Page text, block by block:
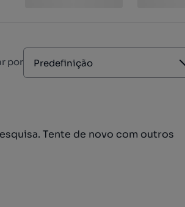
por Predefinição
Tente de novo com outros